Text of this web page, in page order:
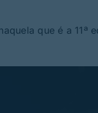
que é a 11ª